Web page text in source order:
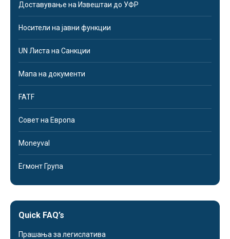
Доставување на Извештаи до УФР
Носители на јавни функции
UN Листа на Санкции
Мапа на документи
FATF
Совет на Европа
Moneyval
Егмонт Група
Quick FAQ’s
Прашања за легислатива